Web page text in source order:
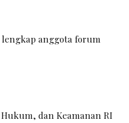
anggota forum
dan Keamanan RI